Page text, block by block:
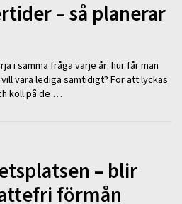
– så planerar
i samma fråga varje år: hur får man
vara lediga samtidigt? För att lyckas
koll på de …
– blir
förmån